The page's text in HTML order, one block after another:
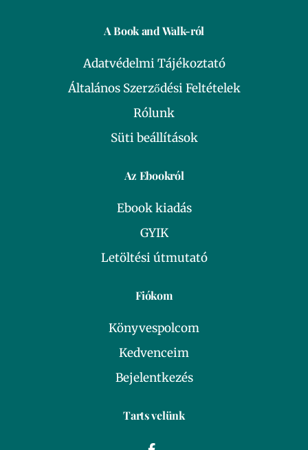
A Book and Walk-ról
Adatvédelmi Tájékoztató
Általános Szerződési Feltételek
Rólunk
Süti beállítások
Az Ebookról
Ebook kiadás
GYIK
Letöltési útmutató
Fiókom
Könyvespolcom
Kedvenceim
Bejelentkezés
Tarts velünk